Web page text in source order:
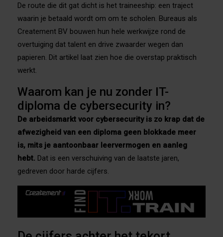
De route die dit gat dicht is het traineeship: een traject
waarin je betaald wordt om om te scholen. Bureaus als
Createment BV bouwen hun hele werkwijze rond de
overtuiging dat talent en drive zwaarder wegen dan
papieren. Dit artikel laat zien hoe die overstap praktisch
werkt.
Waarom kan je nu zonder IT-
diploma de cybersecurity in?
De arbeidsmarkt voor cybersecurity is zo krap dat de
afwezigheid van een diploma geen blokkade meer
is, mits je aantoonbaar leervermogen en aanleg
hebt. Dat is een verschuiving van de laatste jaren,
gedreven door harde cijfers.